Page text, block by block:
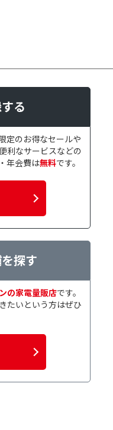
る
定のお得なセールや
利なサービスなどの
年会費は無料です。
探す
の家電量販店です。
たいという方はぜひ